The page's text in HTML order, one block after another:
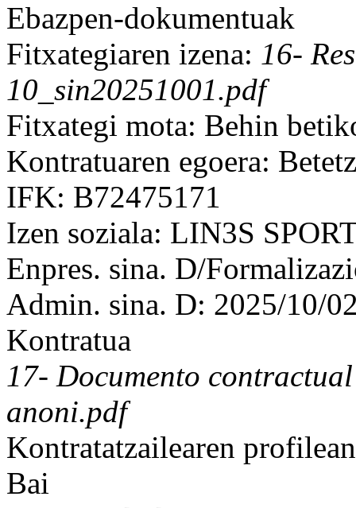
Ebazpen-dokumentuak
Fitxategiaren izena: 16-
10_sin20251001.pdf
Fitxategi mota: Behin
Kontratuaren egoera:
IFK: B72475171
Izen soziala: LIN3S
Enpres. sina. D/
Admin. sina. D: 2025/10/
Kontratua
17- Documento
anoni.pdf
Kontratatzailearen
Bai